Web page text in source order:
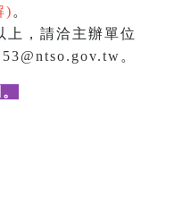
) 。
上，請洽主辦單位
。
。